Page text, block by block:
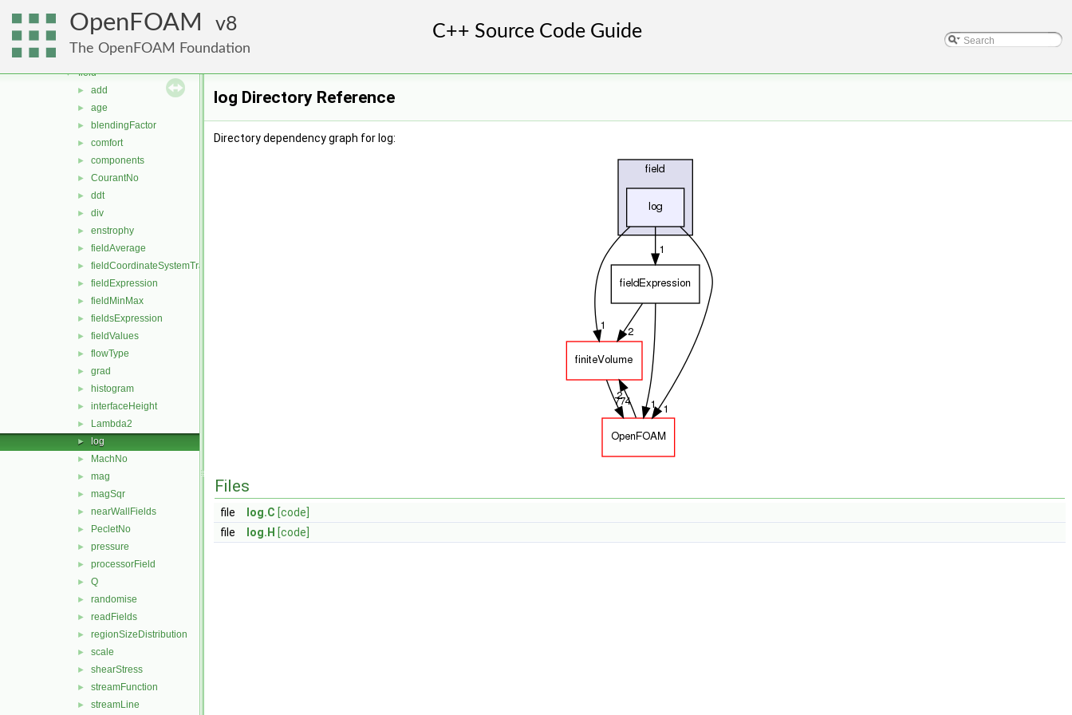
OpenFOAM 8
The OpenFOAM Foundation
fileFormats
► finiteVolume
▼ functionObjects
▼ field
► add
► age
► blendingFactor
► comfort
► components
► CourantNo
► ddt
► div
► enstrophy
► fieldAverage
► fieldCoordinateSystemTransform
► fieldExpression
► fieldMinMax
► fieldsExpression
► fieldValues
► flowType
► grad
► histogram
► interfaceHeight
► Lambda2
► log
► MachNo
► mag
► magSqr
► nearWallFields
► PecletNo
► pressure
► processorField
► Q
► randomise
► readFields
► regionSizeDistribution
► scale
► shearStress
► streamFunction
► streamLine
log Directory Reference
Directory dependency graph for log:
Files
file log.C [code]
file
log.H [code]